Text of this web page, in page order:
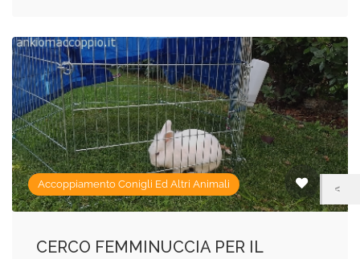
Accoppiamento Conigli Ed Altri Animali
CERCO FEMMINUCCIA PER IL